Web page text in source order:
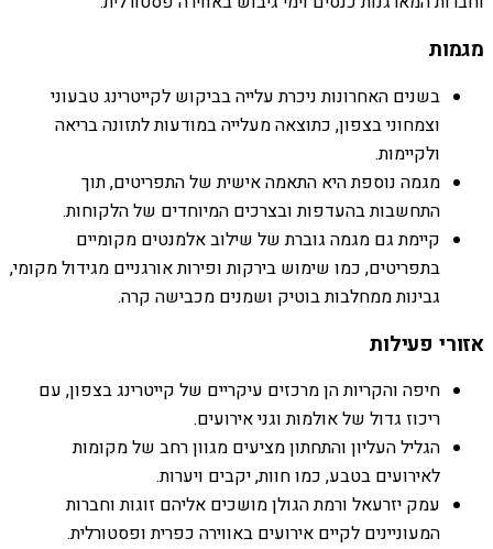
מגמות
בשנים האחרונות ניכרת עלייה בביקוש לקייטרינג טבעוני
וצמחוני בצפון, כתוצאה מעלייה במודעות לתזונה בריאה
ולקיימות.
מגמה נוספת היא התאמה אישית של התפריטים, תוך
התחשבות בהעדפות ובצרכים המיוחדים של הלקוחות.
קיימת גם מגמה גוברת של שילוב אלמנטים מקומיים
בתפריטים, כמו שימוש בירקות ופירות אורגניים מגידול מקומי,
גבינות ממחלבות בוטיק ושמנים מכבישה קרה.
אזורי פעילות
חיפה והקריות הן מרכזים עיקריים של קייטרינג בצפון, עם
ריכוז גדול של אולמות וגני אירועים.
הגליל העליון והתחתון מציעים מגוון רחב של מקומות
לאירועים בטבע, כמו חוות, יקבים ויערות.
עמק יזרעאל ורמת הגולן מושכים אליהם זוגות וחברות
המעוניינים לקיים אירועים באווירה כפרית ופסטורלית.